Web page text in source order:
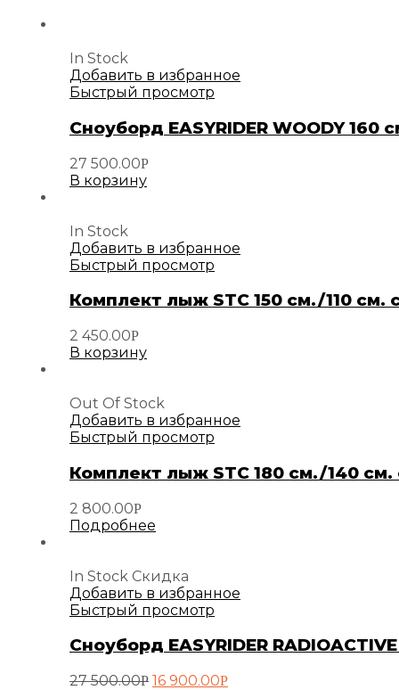
In Stock
Добавить в избранное
Быстрый просмотр
Сноуборд EASYRIDER WOODY 160
27 500.00Р
В корзину
In Stock
Добавить в избранное
Быстрый просмотр
Комплект лыж STC 150 см./110 см.
2 450.00Р
В корзину
Out Of Stock
Добавить в избранное
Быстрый просмотр
Комплект лыж STC 180 см./140 см.
2 800.00Р
Подробнее
In Stock Скидка
Добавить в избранное
Быстрый просмотр
Сноуборд EASYRIDER
27 500.00Р Первоначальная
16 900.00РТекущая